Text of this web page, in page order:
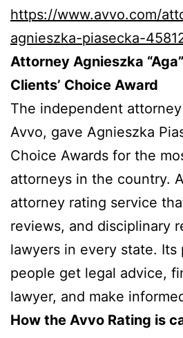
https://www.avvo.com/
agnieszka-piasecka-
Attorney Agnieszka
Clients’ Choice Award
The independent
Avvo, gave Agnieszka
Choice Awards for the
attorneys in the country.
attorney rating service
reviews, and disciplinary
lawyers in every state. Its
people get legal advice,
lawyer, and make
How the Avvo Rating is